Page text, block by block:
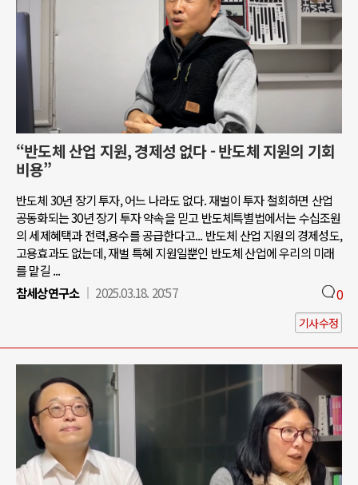
“반도체 산업 지원, 경제성 없다 - 반도체 지원의 기회
비용”
반도체 30년 장기 투자, 어느 나라도 없다. 재벌이 투자 철회하면 산업
공동화되는 30년 장기 투자 약속을 믿고 반도체특별법에서는 수십조원
의 세제혜택과 전력,용수를 공급한다고... 반도체 산업 지원의 경제성도,
고용효과도 없는데, 재벌 특혜 지원일뿐인 반도체 산업에 우리의 미래
를 맡길 ...
참세상연구소
2025.03.18. 20:57 0
기사수정